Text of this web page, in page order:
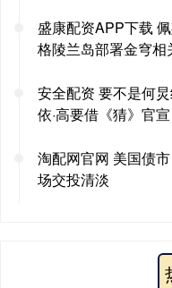
盛康配资APP下载
格陵兰岛部署金穹相
安全配资 要不是何
依·高要借《猜》官宣
淘配网官网 美国债
场交投清淡